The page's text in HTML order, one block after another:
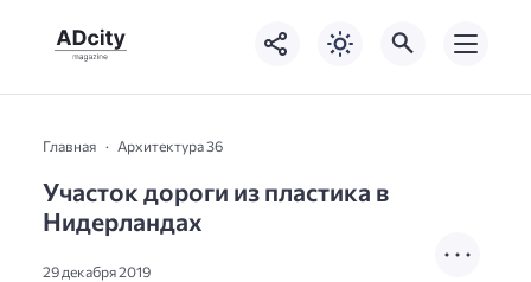
Главная Архитектура 36
Участок дороги из пластика в
Нидерландах
29 декабря 2019